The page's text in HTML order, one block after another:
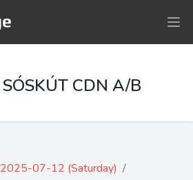
SÓSKÚT CDN A/B
2025-07-12 (Saturday) /